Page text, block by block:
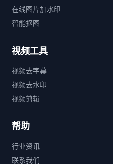
在线图片加水印
智能抠图
视频工具
视频去字幕
视频去水印
视频剪辑
帮助
行业资讯
联系我们